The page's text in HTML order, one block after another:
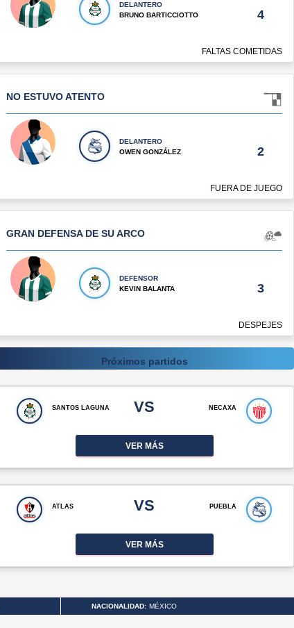
DELANTERO
BRUNO BARTICCIOTTO
4
FALTAS COMETIDAS
NO ESTUVO ATENTO
DELANTERO
OWEN GONZÁLEZ
2
FUERA DE JUEGO
GRAN DEFENSA DE SU ARCO
DEFENSOR
KEVIN BALANTA
3
DESPEJES
Próximos partidos
SANTOS LAGUNA VS NECAXA
VER MÁS
ATLAS VS PUEBLA
VER MÁS
NACIONALIDAD: MÉXICO